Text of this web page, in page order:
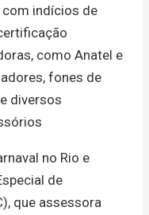
indícios de
como Anatel e
fones de
diversos
no Rio e
de
que assessora